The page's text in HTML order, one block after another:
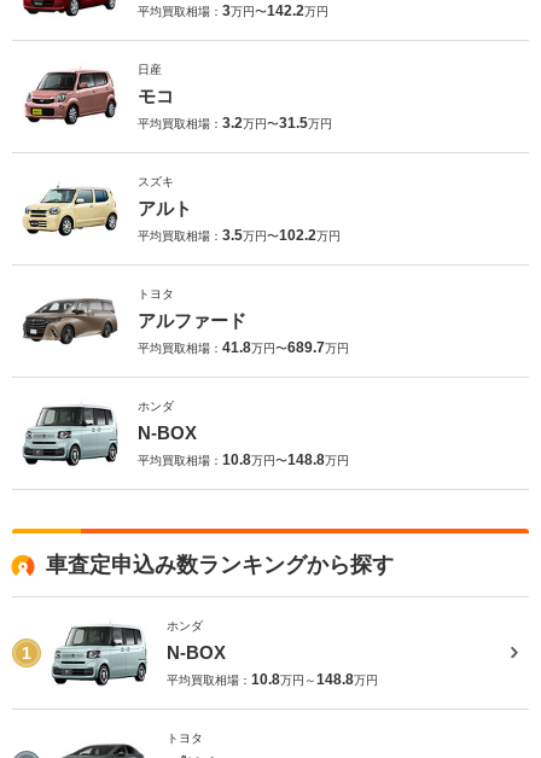
平均買取相場： 3万円〜142.2万円
日産
モコ
平均買取相場： 3.2万円〜31.5万円
スズキ
アルト
平均買取相場： 3.5万円〜102.2万円
トヨタ
アルファード
平均買取相場： 41.8万円〜689.7万円
ホンダ
N-BOX
平均買取相場： 10.8万円〜148.8万円
車査定申込み数ランキングから探す
1
ホンダ
N-BOX
平均買取相場： 10.8万円～148.8万円
トヨタ